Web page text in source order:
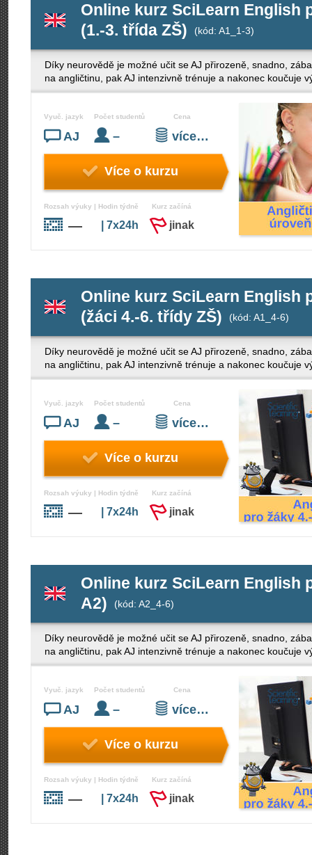
Online kurz SciLearn English
(1.-3. třída ZŠ)
(kód: A1_1-3)
Díky neurovědě je možné učit se AJ přirozeně, snadno,
na angličtinu, pak AJ intenzivně trénuje a nakonec koučuje
Vyuč. jazyk
AJ
Počet studentů
–
Cena
více…
Více o kurzu
Rozsah výuky | Hodin týdně
— | 7x24h
Kurz začíná
jinak
Online kurz SciLearn English
(žáci 4.-6. třídy ZŠ)
(kód: A1_4-6)
Díky neurovědě je možné učit se AJ přirozeně, snadno,
na angličtinu, pak AJ intenzivně trénuje a nakonec koučuje
Vyuč. jazyk
AJ
Počet studentů
–
Cena
více…
Více o kurzu
Rozsah výuky | Hodin týdně
— | 7x24h
Kurz začíná
jinak
Online kurz SciLearn English
A2)
(kód: A2_4-6)
Díky neurovědě je možné učit se AJ přirozeně, snadno,
na angličtinu, pak AJ intenzivně trénuje a nakonec koučuje
Vyuč. jazyk
AJ
Počet studentů
–
Cena
více…
Více o kurzu
Rozsah výuky | Hodin týdně
— | 7x24h
Kurz začíná
jinak